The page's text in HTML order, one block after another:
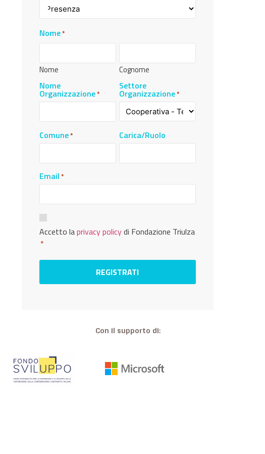
Nome*
Nome Cognome
Nome
Organizzazione*
Settore
Organizzazione*
Comune* Carica/Ruolo
Email *
Consenso
Privacy
*
Accetto laprivacy policydi Fondazione Triulza
*
Con il supporto di: